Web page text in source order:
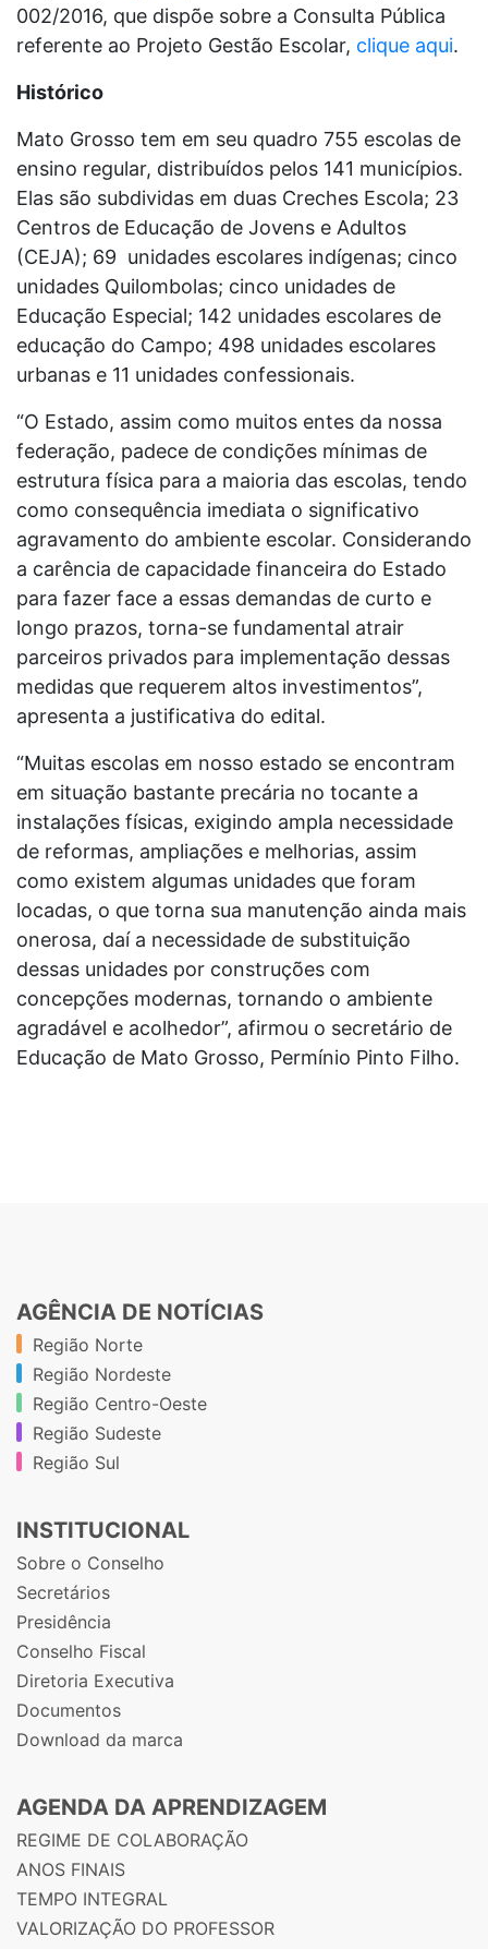
002/2016, que dispõe sobre a Consulta Pública
referente ao Projeto Gestão Escolar, clique aqui.
Histórico
Mato Grosso tem em seu quadro 755 escolas de
ensino regular, distribuídos pelos 141 municípios.
Elas são subdividas em duas Creches Escola; 23
Centros de Educação de Jovens e Adultos
(CEJA); 69 unidades escolares indígenas; cinco
unidades Quilombolas; cinco unidades de
Educação Especial; 142 unidades escolares de
educação do Campo; 498 unidades escolares
urbanas e 11 unidades confessionais.
“O Estado, assim como muitos entes da nossa
federação, padece de condições mínimas de
estrutura física para a maioria das escolas, tendo
como consequência imediata o significativo
agravamento do ambiente escolar. Considerando
a carência de capacidade financeira do Estado
para fazer face a essas demandas de curto e
longo prazos, torna-se fundamental atrair
parceiros privados para implementação dessas
medidas que requerem altos investimentos”,
apresenta a justificativa do edital.
“Muitas escolas em nosso estado se encontram
em situação bastante precária no tocante a
instalações físicas, exigindo ampla necessidade
de reformas, ampliações e melhorias, assim
como existem algumas unidades que foram
locadas, o que torna sua manutenção ainda mais
onerosa, daí a necessidade de substituição
dessas unidades por construções com
concepções modernas, tornando o ambiente
agradável e acolhedor”, afirmou o secretário de
Educação de Mato Grosso, Permínio Pinto Filho.
AGÊNCIA DE NOTÍCIAS
Região Norte
Região Nordeste
Região Centro-Oeste
Região Sudeste
Região Sul
INSTITUCIONAL
Sobre o Conselho
Secretários
Presidência
Conselho Fiscal
Diretoria Executiva
Documentos
Download da marca
AGENDA DA APRENDIZAGEM
REGIME DE COLABORAÇÃO
ANOS FINAIS
TEMPO INTEGRAL
VALORIZAÇÃO DO PROFESSOR